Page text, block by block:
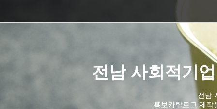
전남 사회적기
전남
홍보카탈로그 제작